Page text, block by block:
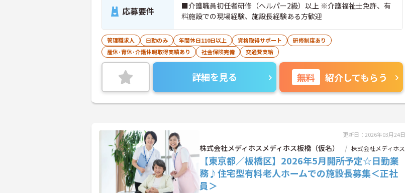
応募要件
■介護職員初任者研修（ヘルパー2級）以上 ※介護福祉士免許、有
料施設での現場経験、施設長経験ある方歓迎
管理職求人 日勤のみ 年間休日110日以上 資格取得サポート
研修制度あり
産休･育休･介護休暇取得実績あり
社会保険完備 交通費支給
詳細を見る 無料 紹介してもらう
更新日：2026年03月24日
株式会社メディホスメディホス板橋（仮名） 株式会社メディホス
【東京都／板橋区】2026年5月開所予定☆日勤業
務♪住宅型有料老人ホームでの施設長募集＜正社
員＞